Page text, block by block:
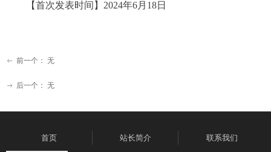
【首次发表时间】 2024年6月18日
ꂃ 前一个： 无
ꁹ 后一个： 无
首页 站长简介 联系我们